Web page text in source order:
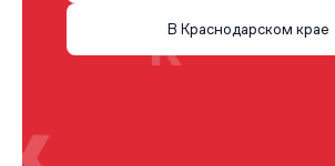
В Краснодарском крае